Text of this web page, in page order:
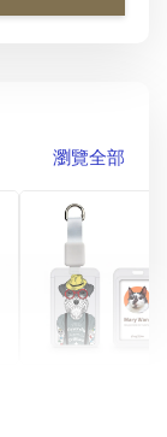
瀏覽全部